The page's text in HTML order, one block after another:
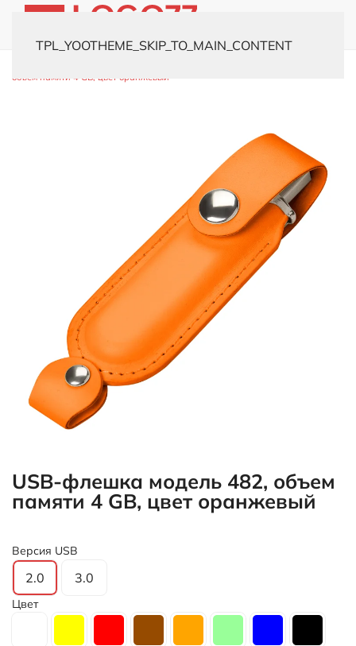
TPL_YOOTHEME_SKIP_TO_MAIN_CONTENT
объем памяти 4 GB, цвет оранжевый
USB-флешка модель 482, объем
памяти 4 GB, цвет оранжевый
Версия USB
2.0 3.0
Цвет